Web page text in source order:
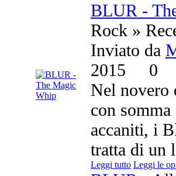
BLUR -
Rock »
Inviato da
2015 0
Nel novero
con
accaniti, i
tratta di un
Leggi tutto Leggi le